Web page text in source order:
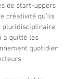
de start-uppers
créativité qu’ils
pluridisciplinaire.
a quitté les
quotidien